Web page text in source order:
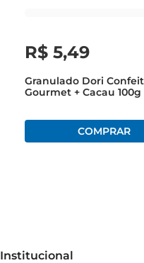
R$ 5,49
Granulado Dori
Gourmet + Cacau 100g
Institucional